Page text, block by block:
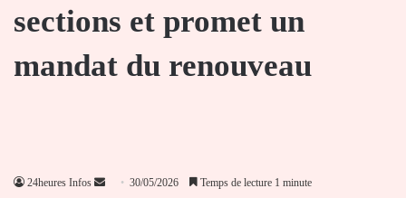
sections et promet un
mandat du renouveau
24heures Infos
Envoyer30/05/2026 Temps de lecture 1 minute